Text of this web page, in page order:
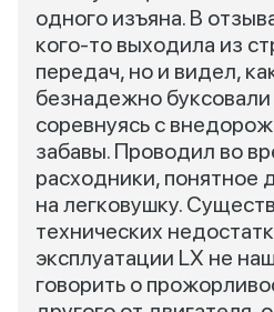
одного изъяна. В
кого-то выходила из
передач, но и видел,
безнадежно буксовали
соревнуясь с
забавы. Проводил во
расходники, понятное
на легковушку.
технических
эксплуатации LX не
говорить о